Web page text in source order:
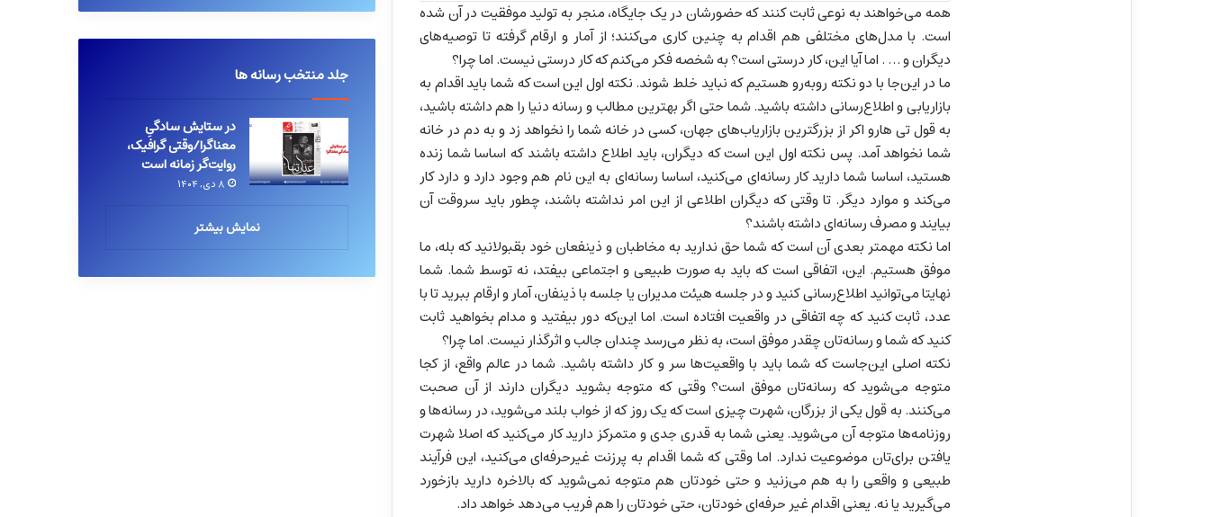
همه می‌خواهند به نوعی ثابت کنند که حضورشان در یک جایگاه، منجر به تولید موفقیت در آن شده
است. با مدل‌های مختلفی هم اقدام به چنین کاری می‌کنند؛ از آمار و ارقام گرفته تا توصیه‌های
دیگران و … . اما آیا این، کار درستی است؟ به شخصه فکر می‌کنم که کار درستی نیست. اما چرا؟
ما در این‌جا با دو نکته روبه‌رو هستیم که نباید خلط شوند. نکته اول این ‌است که شما باید اقدام به
بازاریابی و اطلاع‌رسانی داشته باشید. شما حتی اگر بهترین مطالب و رسانه دنیا را هم داشته باشید،
به قول تی هارو اکر از بزرگترین بازاریاب‌های جهان، کسی در خانه شما را نخواهد زد و به دم در خانه
شما نخواهد آمد. پس نکته اول این است که دیگران، باید اطلاع داشته باشند که اساسا شما زنده
هستید، اساسا شما دارید کار رسانه‌ای می‌کنید، اساسا رسانه‌ای به این نام هم وجود دارد و دارد کار
می‌کند و موارد دیگر. تا وقتی که دیگران اطلاعی از این امر نداشته باشند، چطور باید سروقت آن
بیایند و مصرف رسانه‌ای داشته باشند؟
اما نکته مهمتر بعدی آن است که شما حق ندارید به مخاطبان و ذینفعان خود بقبولانید که بله، ما
موفق هستیم. این، اتفاقی است که باید به صورت طبیعی و اجتماعی بیفتد، نه توسط شما. شما
نهایتا می‌توانید اطلاع‌رسانی کنید و در جلسه هیئت مدیران یا جلسه با ذینفان، آمار و ارقام ببرید تا با
عدد، ثابت کنید که چه اتفاقی در واقعیت افتاده است. اما این‌که دور بیفتید و مدام بخواهید ثابت
کنید که شما و رسانه‌تان چقدر موفق است، به نظر می‌رسد چندان جالب و اثرگذار نیست. اما چرا؟
نکته اصلی این‌جاست که شما باید با واقعیت‌ها سر و کار داشته باشید. شما در عالم واقع، از کجا
متوجه می‌شوید که رسانه‌تان موفق است؟ وقتی که متوجه بشوید دیگران دارند از آن صحبت
می‌کنند. به قول یکی از بزرگان، شهرت چیزی است که یک روز که از خواب بلند می‌شوید، در رسانه‌ها و
روزنامه‌ها متوجه آن می‌شوید. یعنی شما به قدری جدی و متمرکز دارید کار می‌کنید که اصلا شهرت
یافتن برای‌تان موضوعیت ندارد. اما وقتی که شما اقدام به پرزنت غیرحرفه‌ای می‌کنید، این فرآیند
طبیعی و واقعی را به هم می‌زنید و حتی خودتان هم متوجه نمی‌شوید که بالاخره دارید بازخورد
می‌گیرید یا نه. یعنی اقدام غیر حرفه‌ای خودتان، حتی خودتان را هم فریب می‌دهد خواهد داد.
جلد منتخب رسانه ها
در ستایش سادگیِ
معناگرا/وقتی گرافیک،
روایت‌گر زمانه است
۸ دی, ۱۴۰۴
نمایش بیشتر